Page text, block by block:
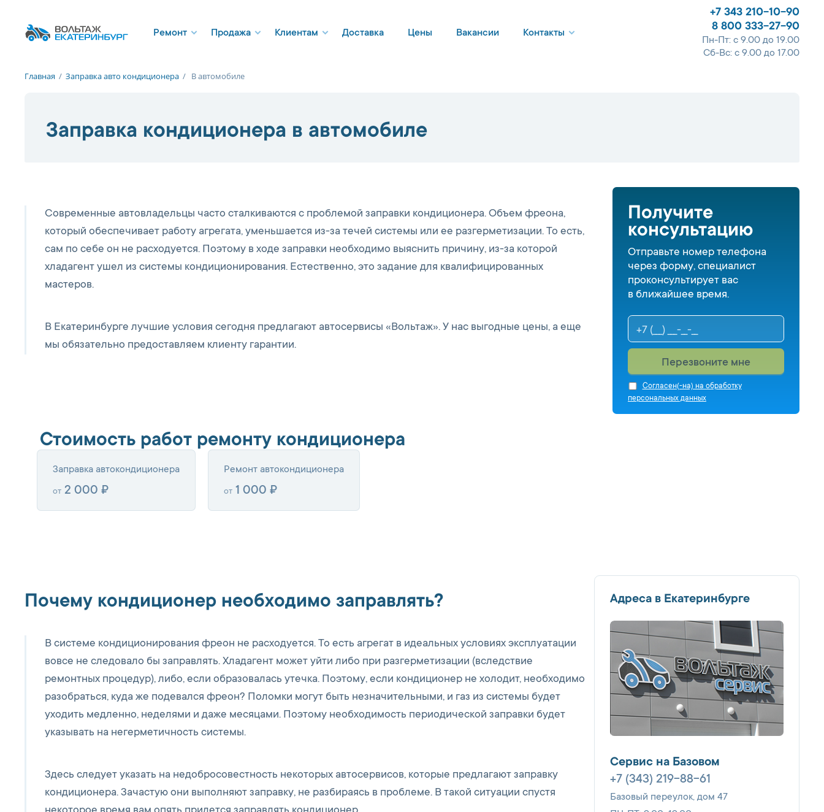
Ремонт Продажа Клиентам Доставка Цены Вакансии Контакты
+7 343 210-10-90
8 800 333-27-90
Пн-Пт: с 9.00 до 19.00
Сб-Вс: с 9.00 до 17.00
Главная / Заправка авто кондиционера / В автомобиле
Заправка кондиционера в автомобиле
Современные автовладельцы часто сталкиваются с проблемой заправки кондиционера. Объем фреона,
который обеспечивает работу агрегата, уменьшается из-за течей системы или ее разгерметизации. То есть,
сам по себе он не расходуется. Поэтому в ходе заправки необходимо выяснить причину, из-за которой
хладагент ушел из системы кондиционирования. Естественно, это задание для квалифицированных
мастеров.
В Екатеринбурге лучшие условия сегодня предлагают автосервисы «Вольтаж». У нас выгодные цены, а еще
мы обязательно предоставляем клиенту гарантии.
Получите
консультацию
Отправьте номер телефона
через форму, специалист
проконсультирует вас
в ближайшее время.
Перезвоните мне
Cогласен(-на) на обработку
персональных данных
Стоимость работ ремонту кондиционера
Заправка автокондиционера
от 2 000 ₽
Ремонт автокондиционера
от 1 000 ₽
Почему кондиционер необходимо заправлять?
В системе кондиционирования фреон не расходуется. То есть агрегат в идеальных условиях эксплуатации
вовсе не следовало бы заправлять. Хладагент может уйти либо при разгерметизации (вследствие
ремонтных процедур), либо, если образовалась утечка. Поэтому, если кондиционер не холодит, необходимо
разобраться, куда же подевался фреон? Поломки могут быть незначительными, и газ из системы будет
уходить медленно, неделями и даже месяцами. Поэтому необходимость периодической заправки будет
указывать на негерметичность системы.
Здесь следует указать на недобросовестность некоторых автосервисов, которые предлагают заправку
кондиционера. Зачастую они выполняют заправку, не разбираясь в проблеме. В такой ситуации спустя
Адреса в Екатеринбурге
Сервис на Базовом
+7 (343) 219-88-61
Базовый переулок, дом 47